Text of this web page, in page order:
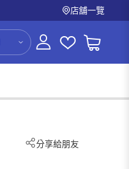
店舖一覽
分享給朋友